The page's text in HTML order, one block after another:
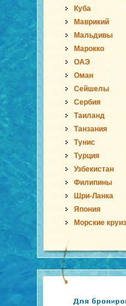
Куба
Маврикий
Мальдивы
Марокко
ОАЭ
Оман
Сейшелы
Сербия
Таиланд
Танзания
Тунис
Турция
Узбекистан
Филипины
Шри-Ланка
Япония
Морские